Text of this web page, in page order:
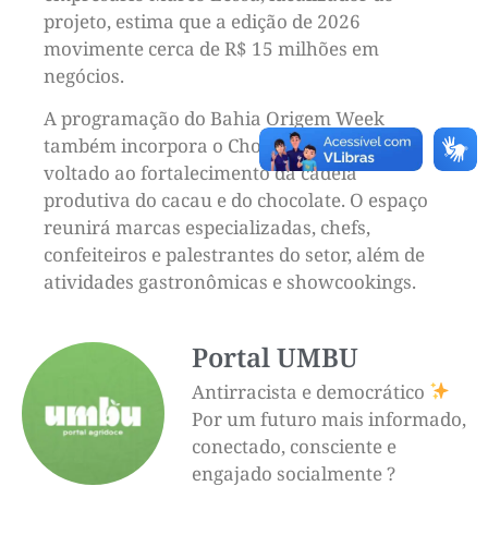
projeto, estima que a edição de 2026
movimente cerca de R$ 15 milhões em
negócios.
A programação do Bahia Origem Week
também incorpora o Chocolat Festival,
voltado ao fortalecimento da cadeia
produtiva do cacau e do chocolate. O espaço
reunirá marcas especializadas, chefs,
confeiteiros e palestrantes do setor, além de
atividades gastronômicas e showcookings.
Portal UMBU
Antirracista e democrático
Por um futuro mais informado,
conectado, consciente e
engajado socialmente ?